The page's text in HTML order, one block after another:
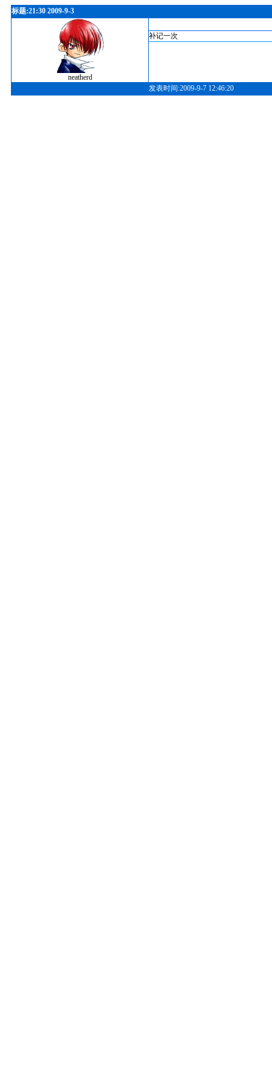
标题:21:30 2009-9-3
neatherd
补记一次
发表时间:2009-9-7 12:46:20